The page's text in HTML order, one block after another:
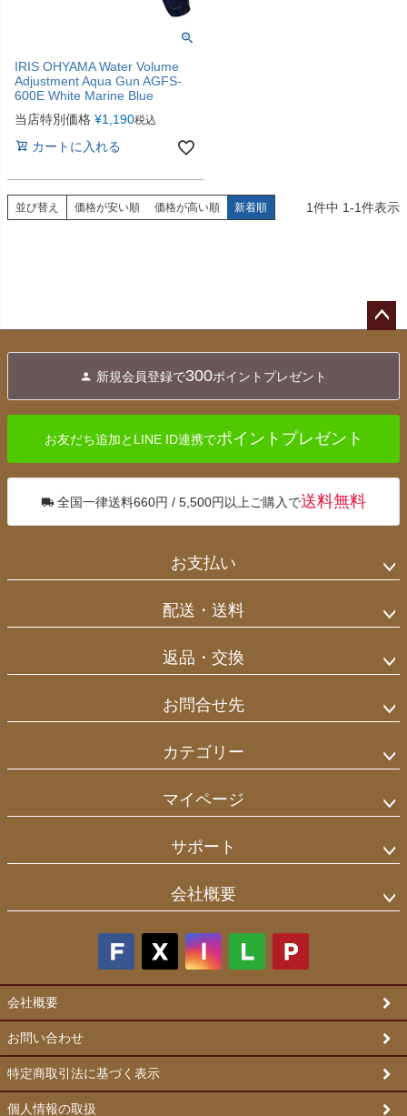
IRIS OHYAMA Water Volume
Adjustment Aqua Gun AGFS-
600E White Marine Blue
当店特別価格 ¥1,190税込
カートに入れる
並び替え 価格が安い順 価格が高い順 新着順 1件中 1-1件表示
へ
新規会員登録で300ポイントプレゼント
お友だち追加とLINE ID連携でポイントプレゼント
全国一律送料660円 / 5,500円以上ご購入で送料無料
お支払い
配送・送料
返品・交換
お問合せ先
カテゴリー
マイページ
サポート
会社概要
会社概要
お問い合わせ
特定商取引法に基づく表示
個人情報の取扱